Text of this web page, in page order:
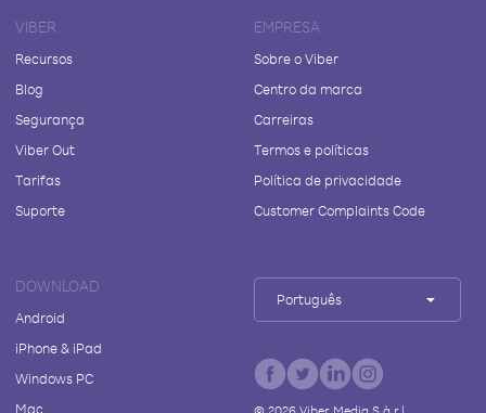
VIBER
Recursos
Blog
Segurança
Viber Out
Tarifas
Suporte
EMPRESA
Sobre o Viber
Centro da marca
Carreiras
Termos e políticas
Política de privacidade
Customer Complaints Code
DOWNLOAD
Android
iPhone & iPad
Windows PC
Mac
Português